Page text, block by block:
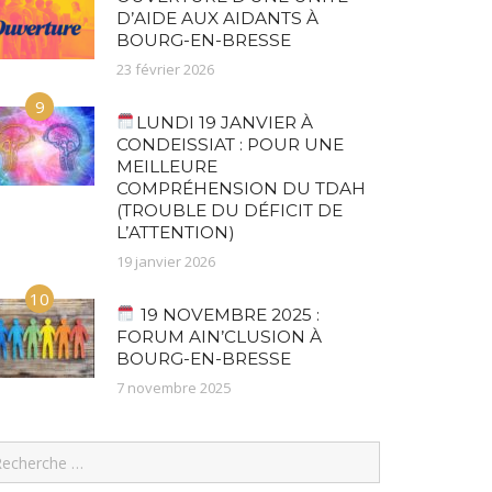
D’AIDE AUX AIDANTS À
BOURG-EN-BRESSE
23 février 2026
9
LUNDI 19 JANVIER À
CONDEISSIAT : POUR UNE
MEILLEURE
COMPRÉHENSION DU TDAH
(TROUBLE DU DÉFICIT DE
L’ATTENTION)
19 janvier 2026
10
19 NOVEMBRE 2025 :
FORUM AIN’CLUSION À
BOURG-EN-BRESSE
7 novembre 2025